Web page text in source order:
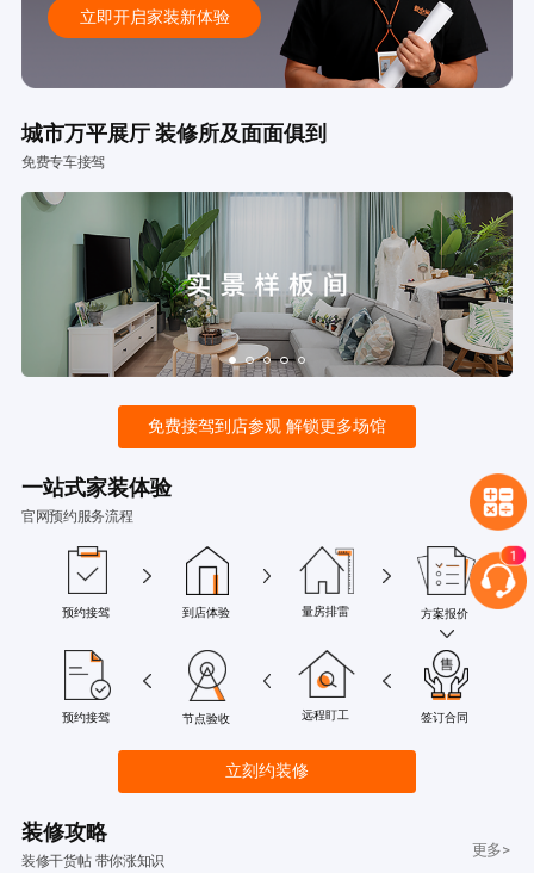
立即开启家装新体验
城市万平展厅 装修所及面面俱到
免费专车接驾
免费接驾到店参观 解锁更多场馆
一站式家装体验
官网预约服务流程
预约接驾 到店体验 量房排雷 方案报价
预约接驾 节点验收 远程盯工 签订合同
立刻约装修
装修攻略
装修干货帖 带你涨知识
更多>